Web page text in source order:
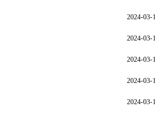
2024-03-
2024-03-
2024-03-
2024-03-
2024-03-